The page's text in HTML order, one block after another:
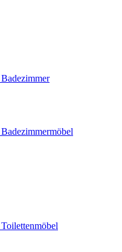
Badezimmer
Badezimmermöbel
Toilettenmöbel